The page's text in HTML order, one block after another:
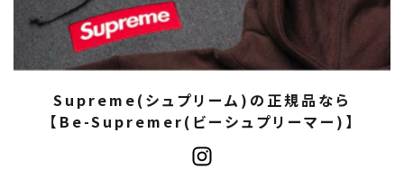
Supreme(シュプリーム)の正規品なら
【Be-Supremer(ビーシュプリーマー)】